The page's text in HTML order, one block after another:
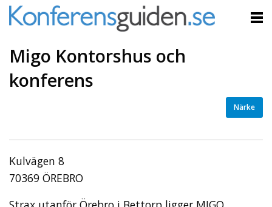
Migo Kontorshus och
konferens
Närke
Kulvägen 8
70369 ÖREBRO